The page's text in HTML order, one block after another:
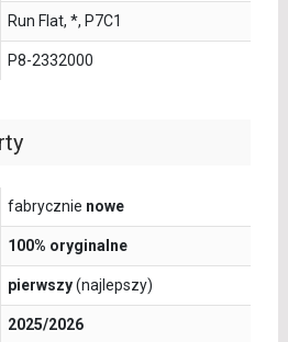
fabrycznie nowe
100% oryginalne
pierwszy(najlepszy)
2025/2026
Run Flat, *, P7C1
P8-2332000